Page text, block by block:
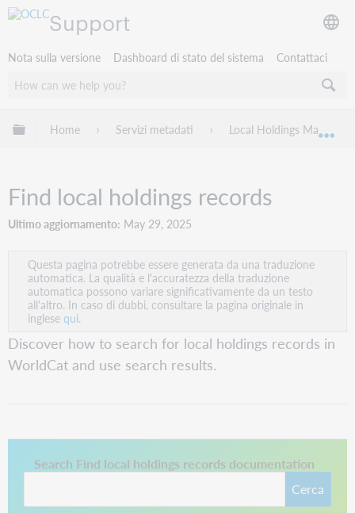
Support
Nota sulla versione Dashboard di stato del sistema Contattaci
Espandi/comprimi la gerarchia globale
Home Servizi metadati Local Holdings
Find local holdings records
Ultimo aggiornamento May 29, 2025
Questa pagina potrebbe essere generata da una traduzione
automatica. La qualità e l'accuratezza della traduzione
automatica possono variare significativamente da un testo
all'altro. In caso di dubbi, consultare la pagina originale in
inglesequi.
Discover how to search for local holdings records in
WorldCat and use search results.
Search Find local holdings records documentation
Cerca
Questo collegamento si apre in una nuova scheda.